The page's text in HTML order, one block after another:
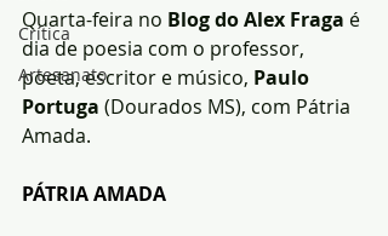
Crítica
Artesanato
Quarta-feira no Blog do Alex Fraga é
dia de poesia com o professor,
poeta, escritor e músico, Paulo
Portuga (Dourados MS), com Pátria
Amada.
PÁTRIA AMADA